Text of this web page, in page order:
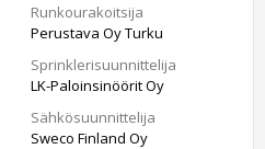
Runkourakoitsija
Perustava Oy Turku
Sprinklerisuunnittelija
LK-Paloinsinöörit Oy
Sähkösuunnittelija
Sweco Finland Oy